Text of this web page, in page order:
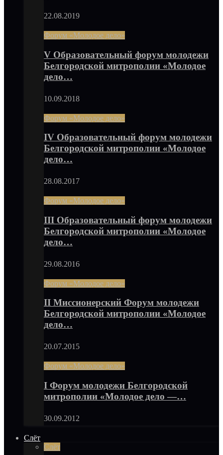
22.08.2019
Форум «Молодое дело»
V Образовательный форум молодежи
Белгородской митрополии «Молодое
дело…
10.09.2018
Форум «Молодое дело»
IV Образовательный форум молодежи
Белгородской митрополии «Молодое
дело…
28.08.2017
Форум «Молодое дело»
III Образовательный форум молодежи
Белгородской митрополии «Молодое
дело…
29.08.2016
Форум «Молодое дело»
II Миссионерский Форум молодежи
Белгородской митрополии «Молодое
дело…
20.07.2015
Форум «Молодое дело»
I Форум молодежи Белгородской
митрополии «Молодое дело —…
30.09.2012
Слёт
Слёт